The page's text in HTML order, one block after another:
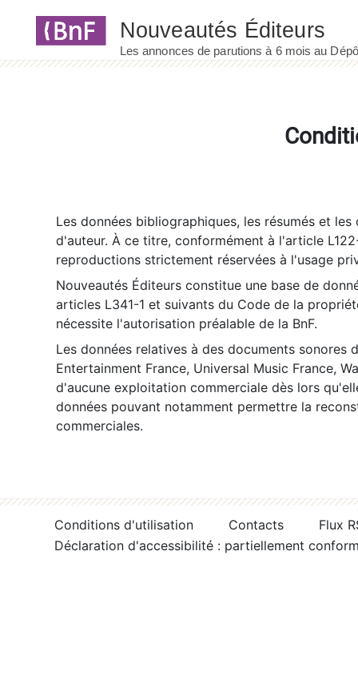
Les données bibliographiques, les résumés et
d'auteur. À ce titre, conformément à l'article
reproductions strictement réservées à l'usage
Nouveautés Éditeurs constitue une base de
articles L341-1 et suivants du Code de la
nécessite l'autorisation préalable de la BnF.
Les données relatives à des documents sonores
Entertainment France, Universal Music France,
d'aucune exploitation commerciale dès lors
données pouvant notamment permettre la
commerciales.
Conditions d'utilisation Contacts
Flux
Déclaration d'accessibilité : partiellement